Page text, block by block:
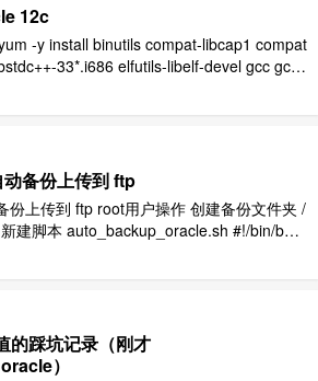
12c
-y install binutils compat-libcap1 compat
33*.i686 elfutils-libelf-devel gcc gcc-
dev ..
备份上传到 ftp
份上传到 ftp root用户操作 创建备份文件夹 /
建脚本 auto_backup_oracle.sh #!/bin/bas
profile . ~/.bash_profile b ..
的踩坑记录（刚才
）